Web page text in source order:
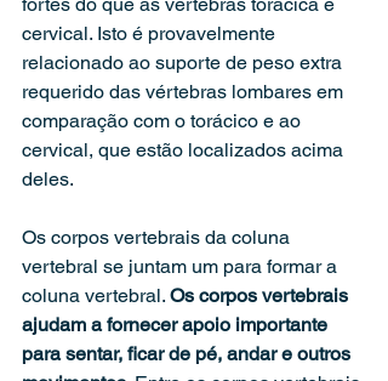
fortes do que as vértebras torácica e
cervical. Isto é provavelmente
relacionado ao suporte de peso extra
requerido das vértebras lombares em
comparação com o torácico e ao
cervical, que estão localizados acima
deles.
Os corpos vertebrais da coluna
vertebral se juntam um para formar a
coluna vertebral. Os corpos vertebrais
ajudam a fornecer apoio importante
para sentar, ficar de pé, andar e outros